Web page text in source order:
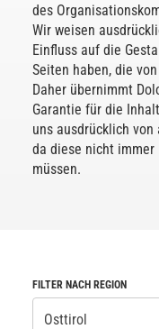
des
Wir weisen
Einfluss auf die
Seiten haben, die
Daher übernimmt
Garantie für die
uns ausdrücklich
da diese nicht
müssen.
FILTER NACH REGION
Osttirol